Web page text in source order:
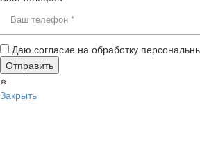
Даю согласие на обработку
Закрыть